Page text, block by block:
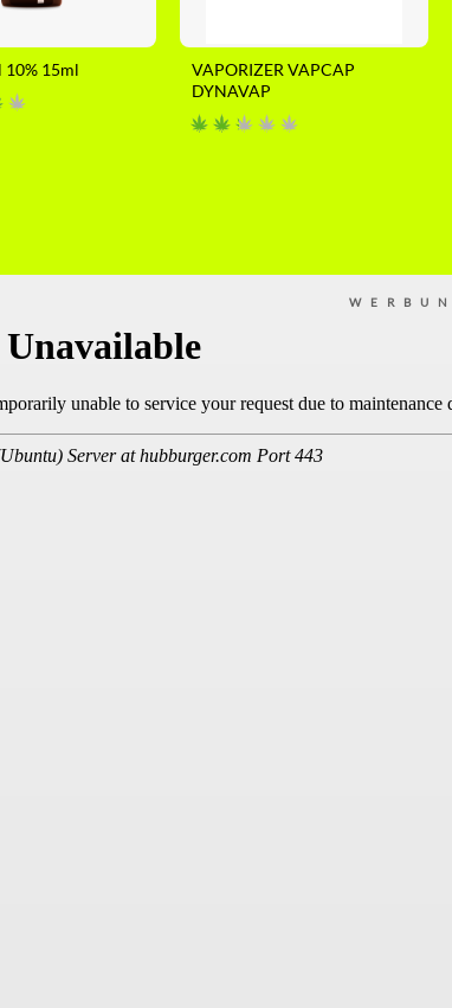
10% 15ml
VAPORIZER VAPCAP
DYNAVAP